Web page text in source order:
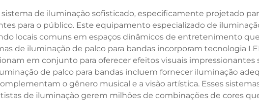
de iluminação sofisticado, especificamente projetado
para o público. Este equipamento especializado de
locais comuns em espaços dinâmicos de entretenimento
de iluminação de palco para bandas incorporam tecnologia
em conjunto para oferecer efeitos visuais impressionantes
de palco para bandas incluem fornecer iluminação
o gênero musical e a visão artística. Esses
de iluminação gerem milhões de combinações de cores